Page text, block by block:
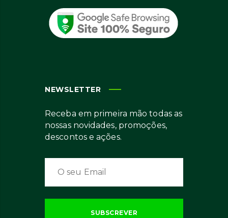
NEWSLETTER
Receba em primeira mão todas as
nossas novidades, promoções,
descontos e ações.